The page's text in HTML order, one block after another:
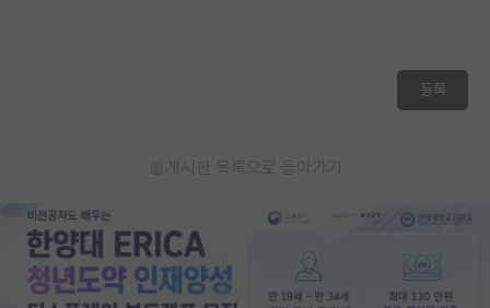
등록
게시판 목록으로 돌아가기